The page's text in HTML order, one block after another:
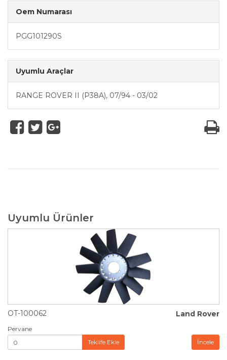
Oem Numarası
PGG101290S
Uyumlu Araçlar
RANGE ROVER II (P38A), 07/94 - 03/02
Uyumlu Ürünler
OT-100062 Land Rover
Pervane
Teklife Ekle
İncele